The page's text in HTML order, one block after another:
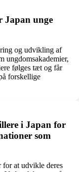
Japan unge
og udvikling af
ungdomsakademier,
følges tæt og får
forskellige
i Japan for
som
for at udvikle deres